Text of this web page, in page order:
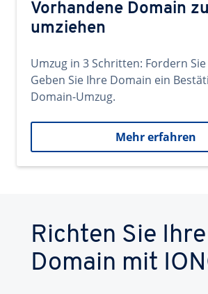
Vorhandene Domain
umziehen
Umzug in 3 Schritten: Fordern
Geben Sie Ihre Domain ein
Domain-Umzug.
Mehr erfahren
Richten Sie Ihre
Domain mit